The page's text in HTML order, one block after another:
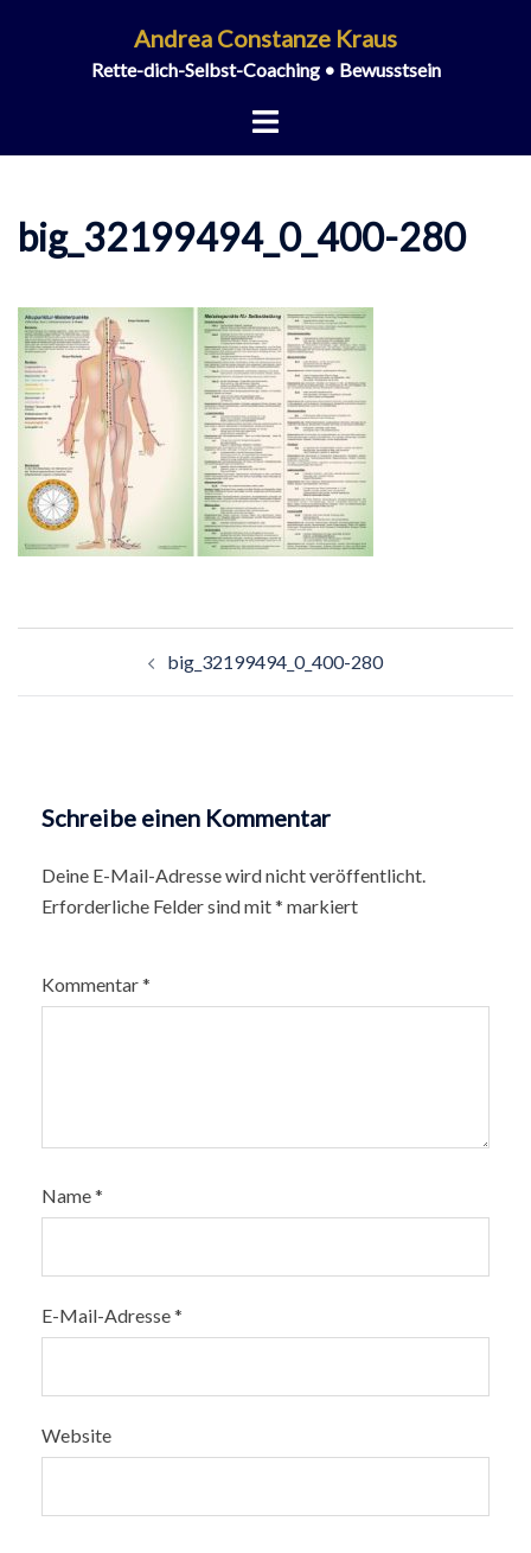
Andrea Constanze Kraus
Rette-dich-Selbst-Coaching • Bewusstsein
Menü
big_32199494_0_400-280
big_32199494_0_400-280
Schreibe einen Kommentar
Deine E-Mail-Adresse wird nicht veröffentlicht.
Erforderliche Felder sind mit* markiert
Kommentar*
Name*
E-Mail-Adresse*
Website